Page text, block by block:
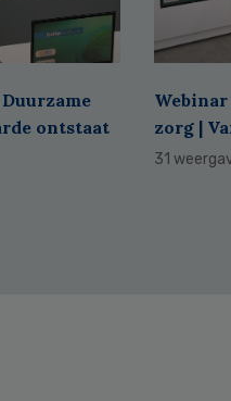
ontstaat
Webinar
zorg |
31